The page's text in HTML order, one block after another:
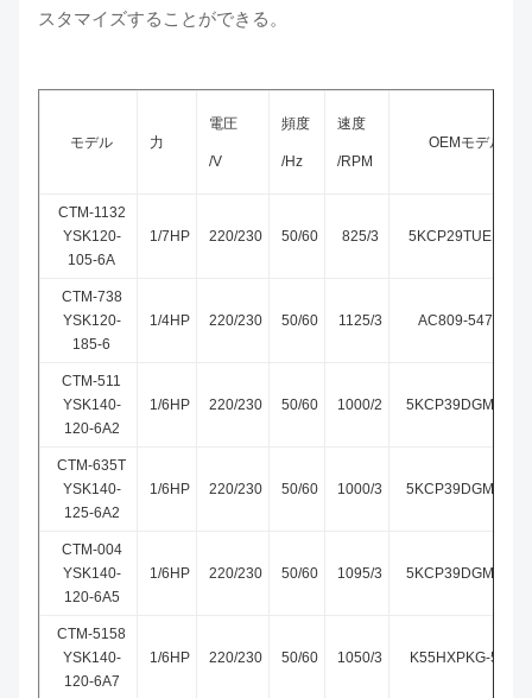
スタマイズすることができる。
モデル 力
電圧
/V
頻度
/Hz
速度
/RPM
OEMモデル
CTM-1132
YSK120-
105-6A
1/7HP 220/230 50/60 825/3 5KCP29TUE1195
CTM-738
YSK120-
185-6
1/4HP 220/230 50/60 1125/3 AC809-547-28
CTM-511
YSK140-
120-6A2
1/6HP 220/230 50/60 1000/2 5KCP39DGM511T
CTM-635T
YSK140-
125-6A2
1/6HP 220/230 50/60 1000/3 5KCP39DGM635T
CTM-004
YSK140-
120-6A5
1/6HP 220/230 50/60 1095/3 5KCP39DGM004T
CTM-5158
YSK140-
120-6A7
1/6HP 220/230 50/60 1050/3 K55HXPKG-5158